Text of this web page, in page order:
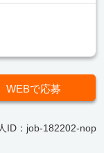
WEBで応募
ID：job-182202-nop